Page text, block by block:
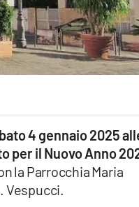
4 gennaio 2025
per il Nuovo Anno
la Parrocchia Maria
Vespucci.